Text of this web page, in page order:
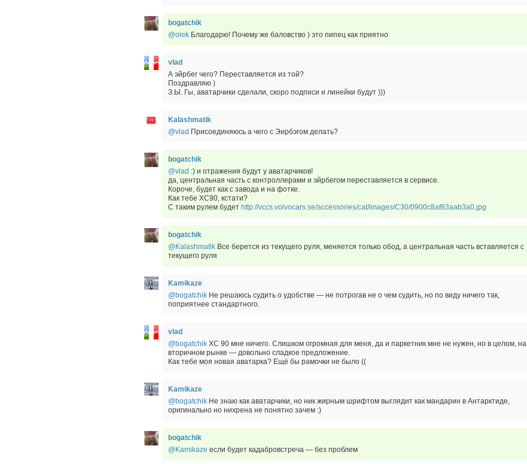
bogatchik
@olek Благодарю! Почему же баловство ) это пипец как приятно
vlad
А эйрбег чего? Переставляется из той?
Поздравляю )
З.Ы. Гы, аватарчики сделали, скоро подписи и линейки будут )))
Kalashmatik
@vlad Присоединяюсь а чего с Эирбэгом делать?
bogatchik
@vlad :) и отражения будут у аватарчиков!
да, центральная часть с контроллерами и эйрбегом переставляется в сервисе.
Короче, будет как с завода и на фотке.
Как тебе ХС90, кстати?
С таким рулем будет http://vccs.volvocars.se/accessories/cat/images/C30/0900c8af83aab3a0.jpg
bogatchik
@Kalashmatik Все берется из текущего руля, меняется только обод, а центральная часть вставляется с
текущего руля
Kamikaze
@bogatchik Не решаюсь судить о удобстве — не потрогав не о чем судить, но по виду ничего так,
поприятнее стандартного.
vlad
@bogatchik ХС 90 мне ничего. Слишком огромная для меня, да и паркетник мне не нужен, но в целом, на
вторичном рынке — довольно сладкое предложение.
Как тебе моя новая аватарка? Ещё бы рамочки не было ((
Kamikaze
@bogatchik Не знаю как аватарчики, но ник жирным шрифтом выглядит как мандарин в Антарктиде,
оригинально но нихрена не понятно зачем :)
bogatchik
@Kamikaze если будет кадабровстреча — без проблем